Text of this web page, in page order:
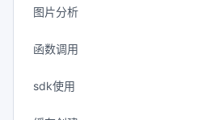
图片分析
函数调用
sdk使用